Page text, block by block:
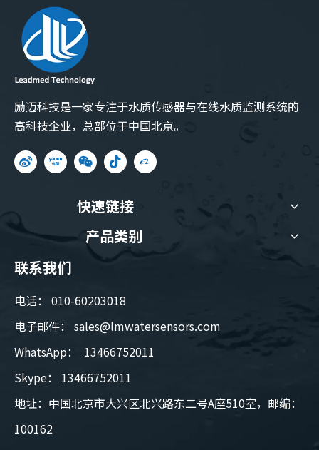
励迈科技是一家专注于水质传感器与在线水质监测系统的
高科技企业，总部位于中国北京。
快速链接
产品类别
联系我们
电话： 010-60203018
电子邮件： sales@lmwatersensors.com
WhatsApp： 13466752011
Skype： 13466752011
地址：中国北京市大兴区北兴路东二号A座510室，邮编：
100162